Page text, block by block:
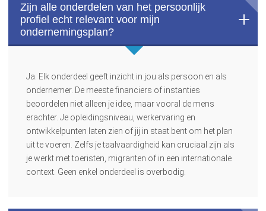
Zijn alle onderdelen van het persoonlijk
profiel echt relevant voor mijn
ondernemingsplan?
Ja. Elk onderdeel geeft inzicht in jou als persoon en als
ondernemer. De meeste financiers of instanties
beoordelen niet alleen je idee, maar vooral de mens
erachter. Je opleidingsniveau, werkervaring en
ontwikkelpunten laten zien of jij in staat bent om het plan
uit te voeren. Zelfs je taalvaardigheid kan cruciaal zijn als
je werkt met toeristen, migranten of in een internationale
context. Geen enkel onderdeel is overbodig.